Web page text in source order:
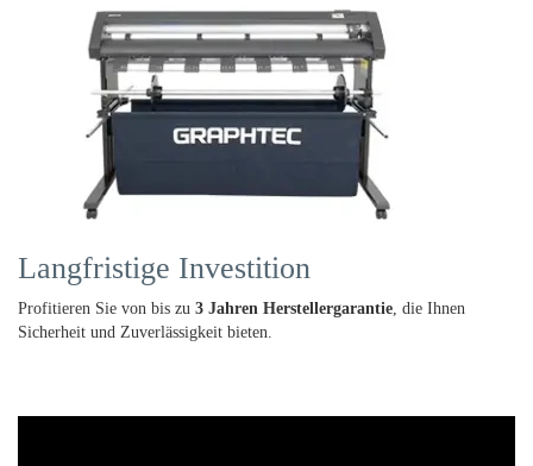
Langfristige Investition
Profitieren Sie von bis zu 3 Jahren Herstellergarantie, die Ihnen
Sicherheit und Zuverlässigkeit bieten.